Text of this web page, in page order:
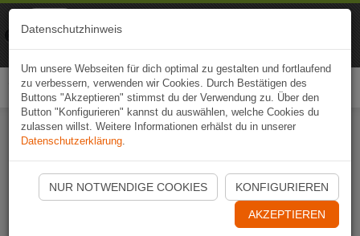
Naviki App jetzt öffnen
Datenschutzhinweis
Um unsere Webseiten für dich optimal zu gestalten und fortlaufend
zu verbessern, verwenden wir Cookies. Durch Bestätigen des
Buttons "Akzeptieren" stimmst du der Verwendung zu. Über den
Button "Konfigurieren" kannst du auswählen, welche Cookies du
zulassen willst. Weitere Informationen erhälst du in unserer
Datenschutzerklärung.
NUR NOTWENDIGE COOKIES KONFIGURIEREN
AKZEPTIEREN
Naviki